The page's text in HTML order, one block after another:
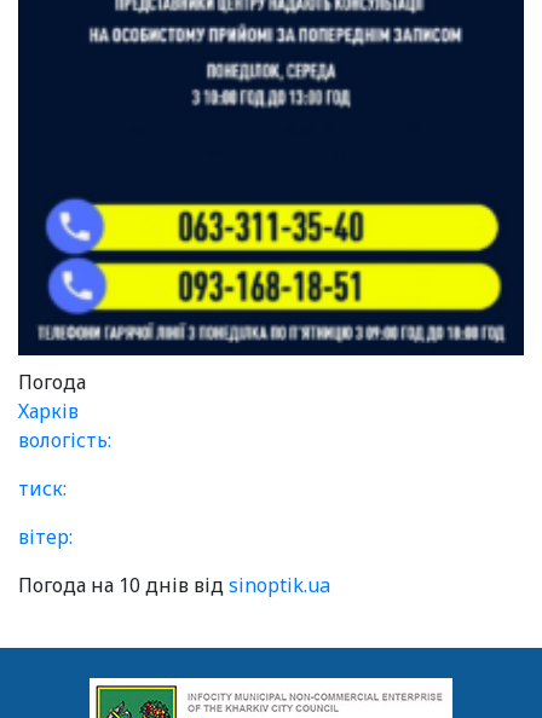
Погода
Харків
вологість:
тиск:
вітер:
Погода на 10 днів відsinoptik.ua